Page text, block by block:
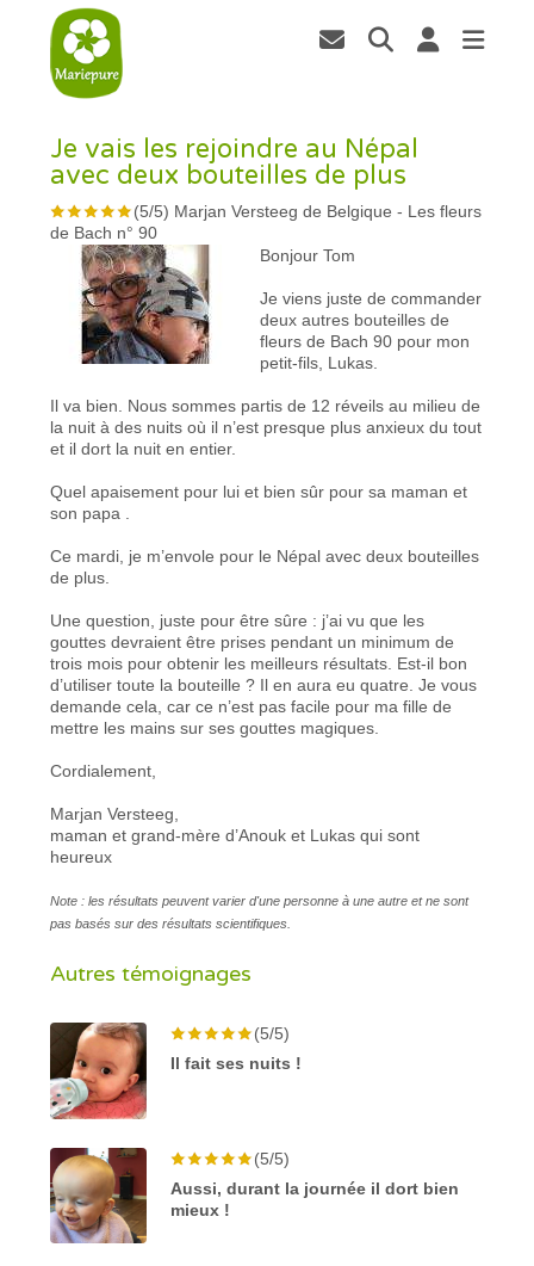
Je vais les rejoindre au Népal
avec deux bouteilles de plus
(5/5) Marjan Versteeg de Belgique - Les fleurs
de Bach n° 90
Bonjour Tom
Je viens juste de commander
deux autres bouteilles de
fleurs de Bach 90 pour mon
petit-fils, Lukas.
Il va bien. Nous sommes partis de 12 réveils au milieu de
la nuit à des nuits où il n’est presque plus anxieux du tout
et il dort la nuit en entier.
Quel apaisement pour lui et bien sûr pour sa maman et
son papa .
Ce mardi, je m’envole pour le Népal avec deux bouteilles
de plus.
Une question, juste pour être sûre : j’ai vu que les
gouttes devraient être prises pendant un minimum de
trois mois pour obtenir les meilleurs résultats. Est-il bon
d’utiliser toute la bouteille ? Il en aura eu quatre. Je vous
demande cela, car ce n’est pas facile pour ma fille de
mettre les mains sur ses gouttes magiques.
Cordialement,
Marjan Versteeg,
maman et grand-mère d’Anouk et Lukas qui sont
heureux
Note : les résultats peuvent varier d'une personne à une autre et ne sont
pas basés sur des résultats scientifiques.
Autres témoignages
(5/5)
Il fait ses nuits !
(5/5)
Aussi, durant la journée il dort bien
mieux !